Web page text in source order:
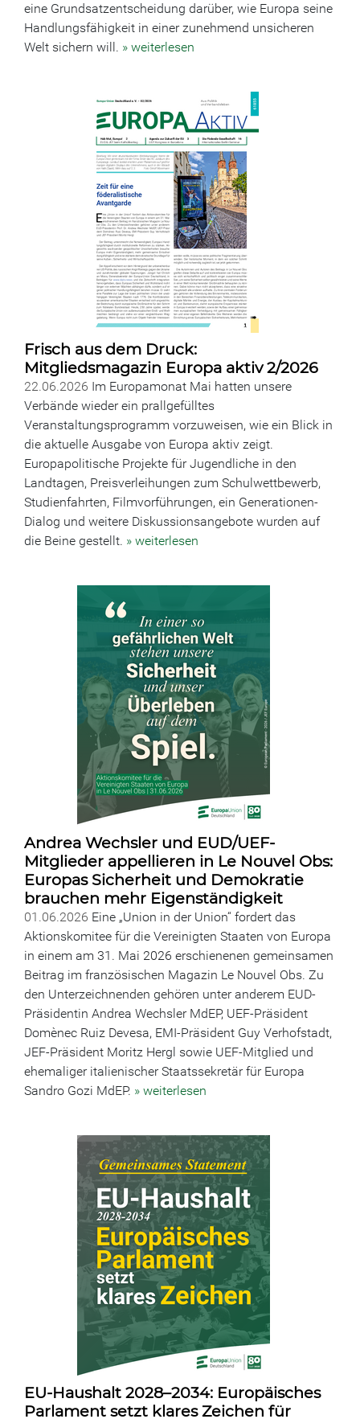
eine Grundsatzentscheidung darüber, wie Europa seine
Handlungsfähigkeit in einer zunehmend unsicheren
Welt sichern will. » weiterlesen
Frisch aus dem Druck:
Mitgliedsmagazin Europa aktiv 2/2026
22.06.2026 Im Europamonat Mai hatten unsere
Verbände wieder ein prallgefülltes
Veranstaltungsprogramm vorzuweisen, wie ein Blick in
die aktuelle Ausgabe von Europa aktiv zeigt.
Europapolitische Projekte für Jugendliche in den
Landtagen, Preisverleihungen zum Schulwettbewerb,
Studienfahrten, Filmvorführungen, ein Generationen-
Dialog und weitere Diskussionsangebote wurden auf
die Beine gestellt. » weiterlesen
Andrea Wechsler und EUD/UEF-
Mitglieder appellieren in Le Nouvel Obs:
Europas Sicherheit und Demokratie
brauchen mehr Eigenständigkeit
01.06.2026 Eine „Union in der Union“ fordert das
Aktionskomitee für die Vereinigten Staaten von Europa
in einem am 31. Mai 2026 erschienenen gemeinsamen
Beitrag im französischen Magazin Le Nouvel Obs. Zu
den Unterzeichnenden gehören unter anderem EUD-
Präsidentin Andrea Wechsler MdEP, UEF-Präsident
Domènec Ruiz Devesa, EMI-Präsident Guy Verhofstadt,
JEF-Präsident Moritz Hergl sowie UEF-Mitglied und
ehemaliger italienischer Staatssekretär für Europa
Sandro Gozi MdEP. » weiterlesen
EU-Haushalt 2028–2034: Europäisches
Parlament setzt klares Zeichen für